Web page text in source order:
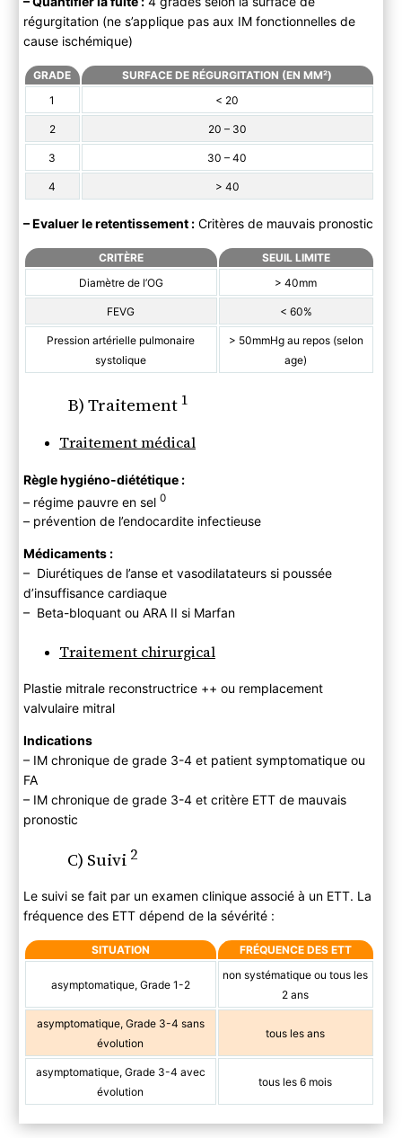
régurgitation (ne s’applique pas aux IM fonctionnelles de
cause ischémique)
GRADE SURFACE DE RÉGURGITATION (EN MM²)
1
< 20
2 20 – 30
3 30 – 40
4 > 40
–Evaluer le retentissement :Critères de mauvais pronostic
CRITÈRE
SEUIL LIMITE
Diamètre de l’OG
> 40mm
FEVG < 60%
Pression artérielle pulmonaire
systolique
> 50mmHg au repos (selon
age)
B) Traitement1
Traitement médical
Règle hygiéno-diététique :
– régime pauvre en sel 0
– prévention de l’endocardite infectieuse
Médicaments :
– Diurétiques de l’anse et vasodilatateurs si poussée
d’insuffisance cardiaque
– Beta-bloquant ou ARA II si Marfan
Traitement chirurgical
Plastie mitrale reconstructrice ++ ou remplacement
valvulaire mitral
Indications
– IM chronique de grade 3-4 et patient symptomatique ou
FA
– IM chronique de grade 3-4 et critère ETT de mauvais
pronostic
C) Suivi 2
Le suivi se fait par un examen clinique associé à un ETT. La
fréquence des ETT dépend de la sévérité :
SITUATION FRÉQUENCE DES ETT
asymptomatique, Grade 1-2
non systématique ou tous les
2 ans
asymptomatique, Grade 3-4 sans
évolution
tous les ans
asymptomatique, Grade 3-4 avec
évolution
tous les 6 mois